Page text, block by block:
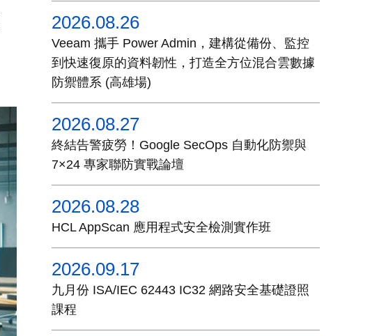
2026.08.26
Veeam 攜手 Power Admin，建構從備份、監控
到快速復原的資料韌性，打造全方位混合雲數據
防禦體系 (高雄場)
2026.08.27
終結告警疲勞！Google SecOps 自動化防禦與
7×24 專家聯防實戰論壇
2026.08.28
HCL AppScan 應用程式安全檢測實作班
2026.09.17
九月份 ISA/IEC 62443 IC32 網路安全基礎證照
課程